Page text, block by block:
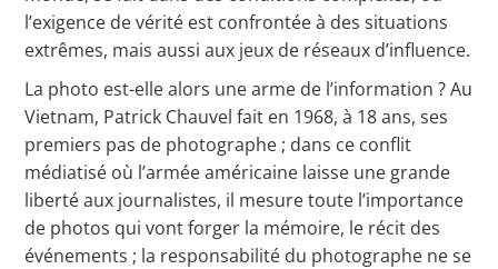
l’exigence de vérité est confrontée à des situations
extrêmes, mais aussi aux jeux de réseaux d’influence.
La photo est-elle alors une arme de l’information ? Au
Vietnam, Patrick Chauvel fait en 1968, à 18 ans, ses
premiers pas de photographe ; dans ce conflit
médiatisé où l’armée américaine laisse une grande
liberté aux journalistes, il mesure toute l’importance
de photos qui vont forger la mémoire, le récit des
événements ; la responsabilité du photographe ne se